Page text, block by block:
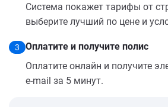
Система покажет тарифы от
выберите лучший по цене и
3
Оплатите и получите полис
Оплатите онлайн и получите
e-mail за 5 минут.